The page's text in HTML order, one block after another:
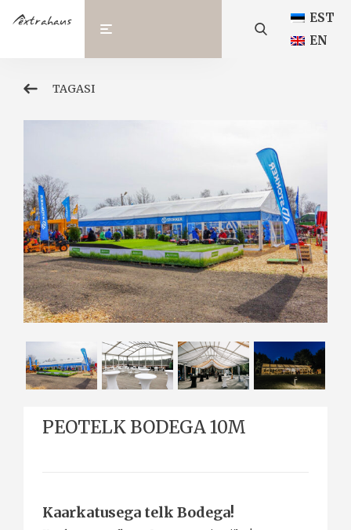
EST
EN
TAGASI
PEOTELK BODEGA 10M
Kaarkatusega telk Bodega!